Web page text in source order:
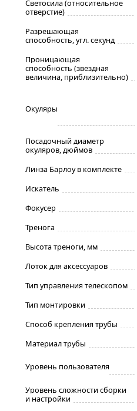
Светосила (относительное
отверстие)
Разрешающая
способность, угл. секунд
Проницающая
способность (звездная
величина, приблизительно)
Окуляры
Посадочный диаметр
окуляров, дюймов
Линза Барлоу в комплекте
Искатель
Фокусер
Тренога
Высота треноги, мм
Лоток для аксессуаров
Тип управления телескопом
Тип монтировки
Способ крепления трубы
Материал трубы
Уровень пользователя
Уровень сложности сборки
и настройки